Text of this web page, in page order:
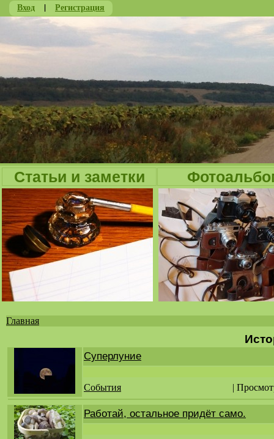
Вход | Регистрация
Статьи и заметки
здесь
Главная
Суперлуние
События |
Работай, остальное придёт само.